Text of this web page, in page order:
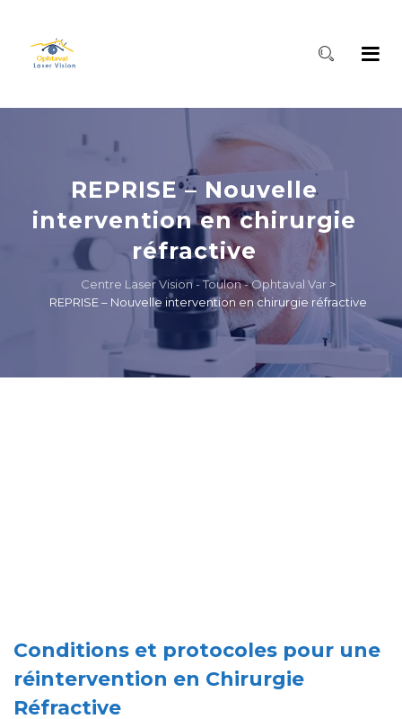
REPRISE – Nouvelle
intervention en chirurgie
réfractive
Centre Laser Vision - Toulon - Ophtaval Var>
REPRISE – Nouvelle intervention en chirurgie réfractive
Conditions et protocoles pour une
réintervention en Chirurgie
Réfractive